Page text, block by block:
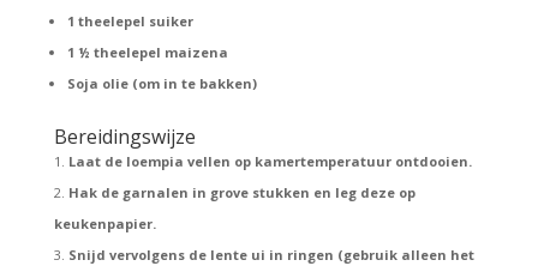
1 theelepel suiker
1 ½ theelepel maizena
Soja olie (om in te bakken)
Bereidingswijze
Laat de loempia vellen op kamertemperatuur ontdooien.
Hak de garnalen in grove stukken en leg deze op
keukenpapier.
Snijd vervolgens de lente ui in ringen (gebruik alleen het